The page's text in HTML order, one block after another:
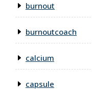
burnout
burnoutcoach
calcium
capsule